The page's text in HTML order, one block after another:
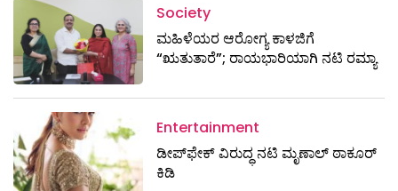
Society
ಮಹಿಳೆಯರ ಆರೋಗ್ಯ ಕಾಳಜಿಗೆ
“ಋತುತಾರೆ”; ರಾಯಭಾರಿಯಾಗಿ ನಟಿ ರಮ್ಯಾ
Entertainment
ಡೀಪ್‌ಫೇಕ್ ವಿರುದ್ಧ ನಟಿ ಮೃಣಾಲ್ ಠಾಕೂರ್
ಕಿಡಿ